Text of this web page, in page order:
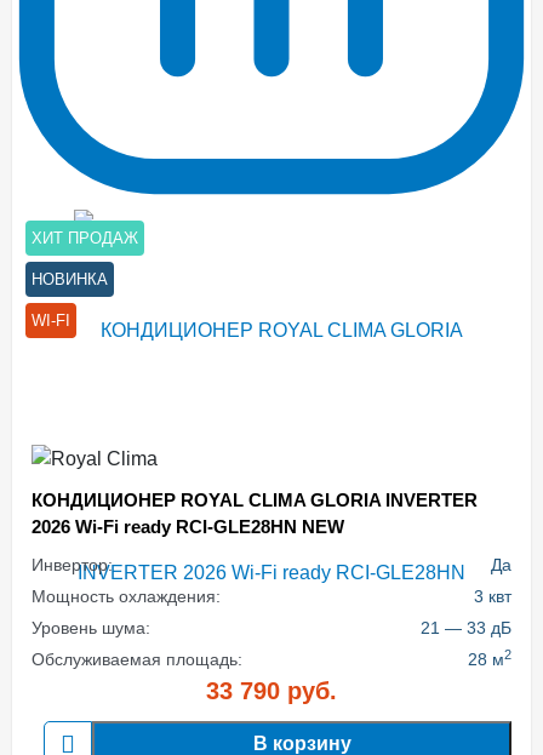
ХИТ ПРОДАЖ
НОВИНКА
WI-FI
КОНДИЦИОНЕР ROYAL CLIMA GLORIA INVERTER
2026 Wi-Fi ready RCI-GLE28HN NEW
Инвертор:
Да
Мощность охлаждения:
3 квт
Уровень шума:
21 — 33 дБ
Обслуживаемая площадь:
28 м2
33 790 руб.
В корзину